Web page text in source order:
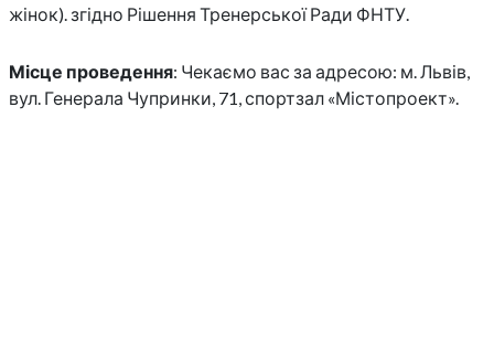
жінок). згідно Рішення Тренерської Ради ФНТУ.
Місце проведення: Чекаємо вас за адресою: м. Львів,
вул. Генерала Чупринки, 71, спортзал «Містопроект».